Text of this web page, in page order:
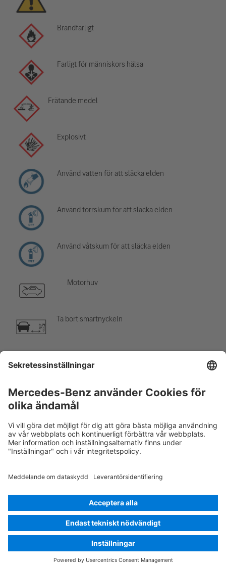
Brandfarligt
Farligt för människors hälsa
Frätande medel
Explosivt
Använd vatten för att släcka elden
Använd torrskum för att släcka elden
Använd våtskum för att släcka elden
Motorhuv
Ta bort smartnyckeln
Luftkonditioneringskomponent
Varning, låg temperatur
Rescue Card Personbil Version 07/2026 01.5 ID-Nr.: 118.614
Välj språk
© 2026Mercedes-Benz AG
Leverantörsnamn
Inställningar för cookies
Sekretess
Juridisk information